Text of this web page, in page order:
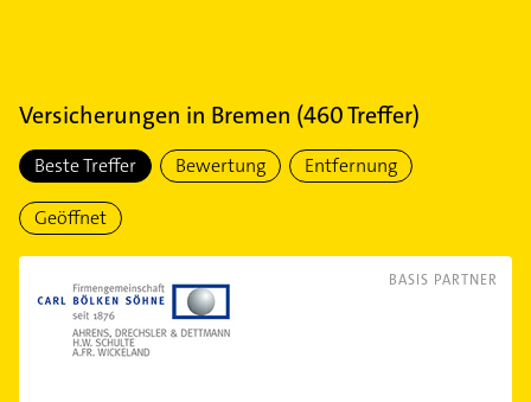
Versicherungen in Bremen (460Treffer)
Beste Treffer Bewertung Entfernung
Geöffnet
BASIS PARTNER